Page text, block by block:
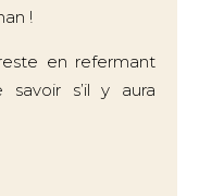
!
en refermant
savoir s’il y aura